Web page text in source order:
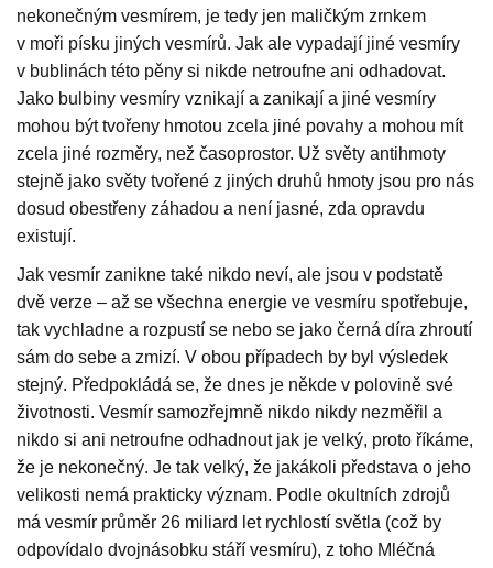
nekonečným vesmírem, je tedy jen maličkým zrnkem
v moři písku jiných vesmírů. Jak ale vypadají jiné vesmíry
v bublinách této pěny si nikde netroufne ani odhadovat.
Jako bulbiny vesmíry vznikají a zanikají a jiné vesmíry
mohou být tvořeny hmotou zcela jiné povahy a mohou mít
zcela jiné rozměry, než časoprostor. Už světy antihmoty
stejně jako světy tvořené z jiných druhů hmoty jsou pro nás
dosud obestřeny záhadou a není jasné, zda opravdu
existují.
Jak vesmír zanikne také nikdo neví, ale jsou v podstatě
dvě verze – až se všechna energie ve vesmíru spotřebuje,
tak vychladne a rozpustí se nebo se jako černá díra zhroutí
sám do sebe a zmizí. V obou případech by byl výsledek
stejný. Předpokládá se, že dnes je někde v polovině své
životnosti. Vesmír samozřejmně nikdo nikdy nezměřil a
nikdo si ani netroufne odhadnout jak je velký, proto říkáme,
že je nekonečný. Je tak velký, že jakákoli představa o jeho
velikosti nemá prakticky význam. Podle okultních zdrojů
má vesmír průměr 26 miliard let rychlostí světla (což by
odpovídalo dvojnásobku stáří vesmíru), z toho Mléčná